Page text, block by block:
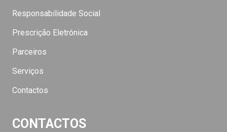
Responsabilidade Social
Prescrição Eletrónica
Parceiros
Serviços
Contactos
CONTACTOS